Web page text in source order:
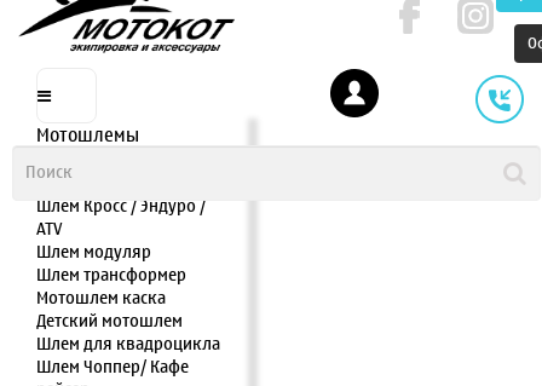
Мотошлемы
Шлем полулицевик
Шлем Кросс / Эндуро /
ATV
Шлем модуляр
Шлем трансформер
Мотошлем каска
Детский мотошлем
Шлем для квадроцикла
Шлем Чоппер/ Кафе